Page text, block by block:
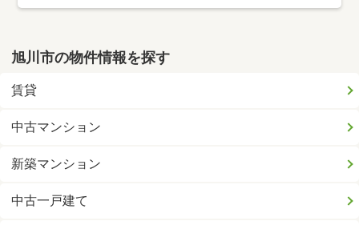
旭川市の物件情報を探す
賃貸
中古マンション
新築マンション
中古一戸建て